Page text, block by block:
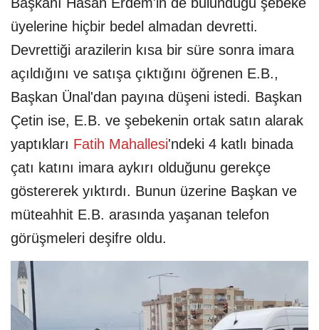
üyelerine hiçbir bedel almadan devretti.
Devrettiği arazilerin kısa bir süre sonra imara
açıldığını ve satışa çıktığını öğrenen E.B.,
Başkan Ünal'dan payına düşeni istedi. Başkan
Çetin ise, E.B. ve şebekenin ortak satın alarak
yaptıkları Fatih Mahallesi'ndeki 4 katlı binada
çatı katını imara aykırı olduğunu gerekçe
göstererek yıktırdı. Bunun üzerine Başkan ve
müteahhit E.B. arasında yaşanan telefon
görüşmeleri deşifre oldu.